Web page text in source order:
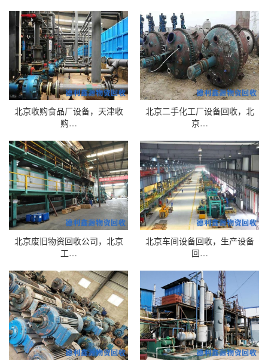
北京收购食品厂设备，天津收
购…
北京二手化工厂设备回收，北
京…
北京废旧物资回收公司，北京
工…
北京车间设备回收，生产设备
回…